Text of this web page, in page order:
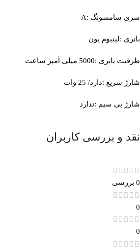
سری سامسونگ :A
باتری :لیتیوم یون
ظرفیت باتری :5000 میلی آمپر ساعت
شارژ سریع :دارد/ 25 وات
شارژ بی‌ سیم :ندارد
نقد و بررسی کاربران
0 بررسی
0
0